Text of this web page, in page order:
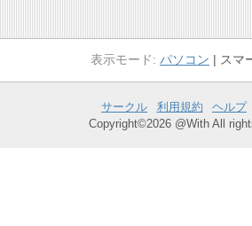
パソコン スマ
サークル 利用規約 ヘルプ
Copyright©2026 @With All